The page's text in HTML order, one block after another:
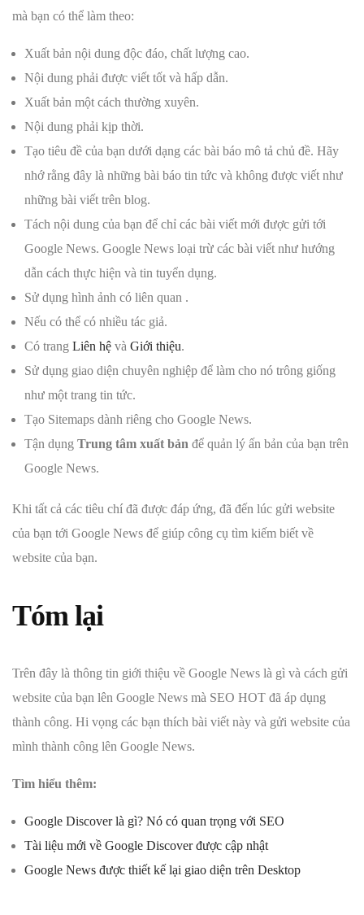
mà bạn có thể làm theo:
Xuất bản nội dung độc đáo, chất lượng cao.
Nội dung phải được viết tốt và hấp dẫn.
Xuất bản một cách thường xuyên.
Nội dung phải kịp thời.
Tạo tiêu đề của bạn dưới dạng các bài báo mô tả chủ đề. Hãy
nhớ rằng đây là những bài báo tin tức và không được viết như
những bài viết trên blog.
Tách nội dung của bạn để chỉ các bài viết mới được gửi tới
Google News. Google News loại trừ các bài viết như hướng
dẫn cách thực hiện và tin tuyển dụng.
Sử dụng hình ảnh có liên quan .
Nếu có thể có nhiều tác giả.
Có trang Liên hệ và Giới thiệu.
Sử dụng giao diện chuyên nghiệp để làm cho nó trông giống
như một trang tin tức.
Tạo Sitemaps dành riêng cho Google News.
Tận dụng Trung tâm xuất bản để quản lý ấn bản của bạn trên
Google News.
Khi tất cả các tiêu chí đã được đáp ứng, đã đến lúc gửi website
của bạn tới Google News để giúp công cụ tìm kiếm biết về
website của bạn.
Tóm lại
Trên đây là thông tin giới thiệu về Google News là gì và cách gửi
website của bạn lên Google News mà SEO HOT đã áp dụng
thành công. Hi vọng các bạn thích bài viết này và gửi website của
mình thành công lên Google News.
Tìm hiểu thêm:
Google Discover là gì? Nó có quan trọng với SEO
Tài liệu mới về Google Discover được cập nhật
Google News được thiết kế lại giao diện trên Desktop